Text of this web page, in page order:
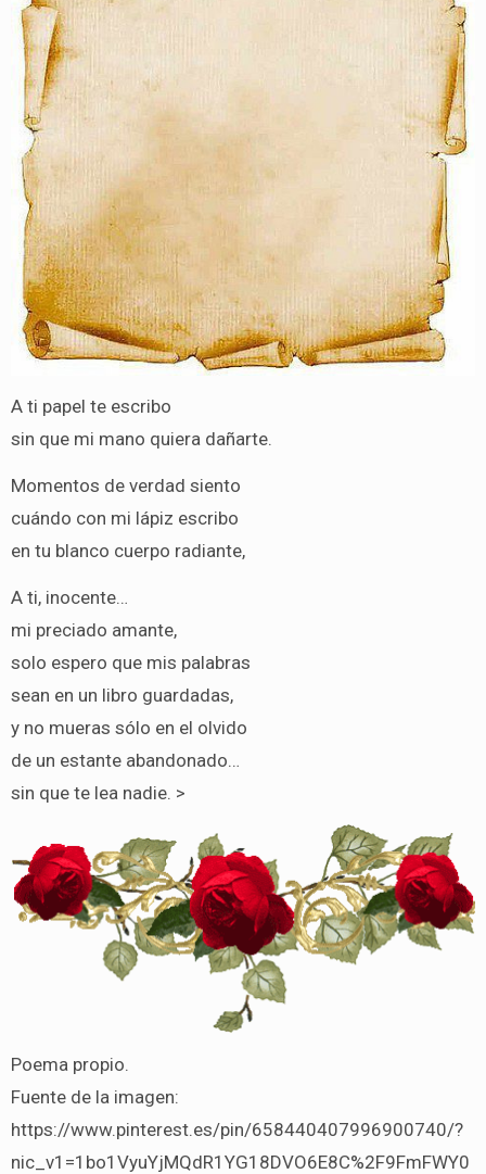
A ti papel te escribo
sin que mi mano quiera dañarte.
Momentos de verdad siento
cuándo con mi lápiz escribo
en tu blanco cuerpo radiante,
A ti, inocente…
mi preciado amante,
solo espero que mis palabras
sean en un libro guardadas,
y no mueras sólo en el olvido
de un estante abandonado…
sin que te lea nadie. >
Poema propio.
Fuente de la imagen:
https://www.pinterest.es/pin/658440407996900740/?
nic_v1=1bo1VyuYjMQdR1YG18DVO6E8C%2F9FmFWY0